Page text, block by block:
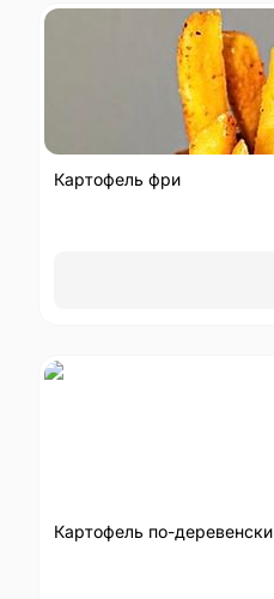
Картофель фри
Картофель по-деревенски